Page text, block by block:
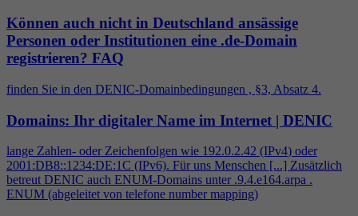
Können auch nicht in Deutschland ansässige
Personen oder Institutionen eine .de-Domain
registrieren? FAQ
finden Sie in den DENIC-Domainbedingungen , §3, Absatz 4.
Domains: Ihr digitaler Name im Internet | DENIC
lange Zahlen- oder Zeichenfolgen wie 192.0.2.42 (IPv4) oder
2001:DB8::1234:DE:1C (IPv6). Für uns Menschen [...] Zusätzlich
betreut DENIC auch ENUM-Domains unter .9.4.e164.arpa .
ENUM (abgeleitet von telefone number mapping)